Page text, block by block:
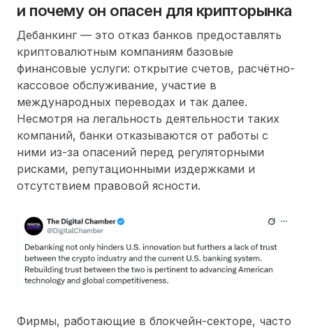
и почему он опасен для крипторынка
Дебанкинг — это отказ банков предоставлять
криптовалютным компаниям базовые
финансовые услуги: открытие счетов, расчётно-
кассовое обслуживание, участие в
международных переводах и так далее.
Несмотря на легальность деятельности таких
компаний, банки отказываются от работы с
ними из-за опасений перед регуляторными
рисками, репутационными издержками и
отсутствием правовой ясности.
Фирмы, работающие в блокчейн-секторе, часто